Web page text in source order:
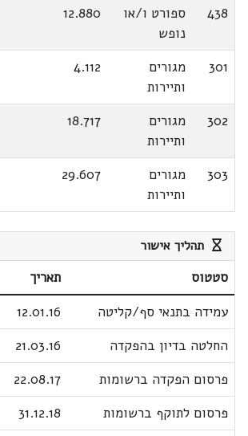
438
ספורט ו/או
נופש
12.880
301
מגורים
ותיירות
4.112
302
מגורים
ותיירות
18.717
303
מגורים
ותיירות
29.607
תהליך אישור
סטטוס תאריך
עמידה בתנאי סף/קליטה
12.01.16
החלטה בדיון בהפקדה
21.03.16
פרסום הפקדה ברשומות
22.08.17
פרסום לתוקף ברשומות
31.12.18